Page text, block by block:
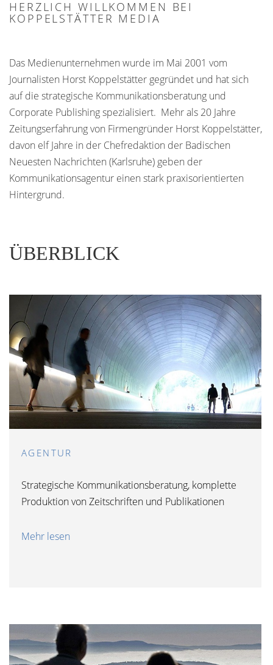
HERZLICH WILLKOMMEN BEI
KOPPELSTÄTTER MEDIA
Das Medienunternehmen wurde im Mai 2001 vom
Journalisten Horst Koppelstätter gegründet und hat sich
auf die strategische Kommunikationsberatung und
Corporate Publishing spezialisiert. Mehr als 20 Jahre
Zeitungserfahrung von Firmengründer Horst Koppelstätter,
davon elf Jahre in der Chefredaktion der Badischen
Neuesten Nachrichten (Karlsruhe) geben der
Kommunikationsagentur einen stark praxisorientierten
Hintergrund.
ÜBERBLICK
AGENTUR
Strategische Kommunikationsberatung, komplette
Produktion von Zeitschriften und Publikationen
Mehr lesen